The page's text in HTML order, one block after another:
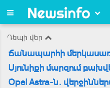
Դեպի վեր
Ճանապարհի
Սյունիքի մարզում
Opel Astra-ն.